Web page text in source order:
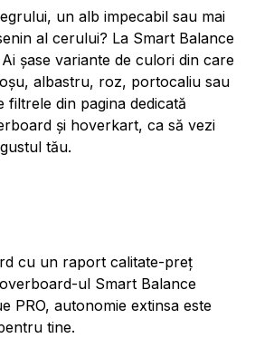
un alb impecabil sau mai
al cerului? La Smart Balance
șase variante de culori din care
albastru, roz, portocaliu sau
filtrele din pagina dedicată
și hoverkart, ca să vezi
tău.
cu un raport calitate-preț
ul Smart Balance
PRO, autonomie extinsa este
tine.